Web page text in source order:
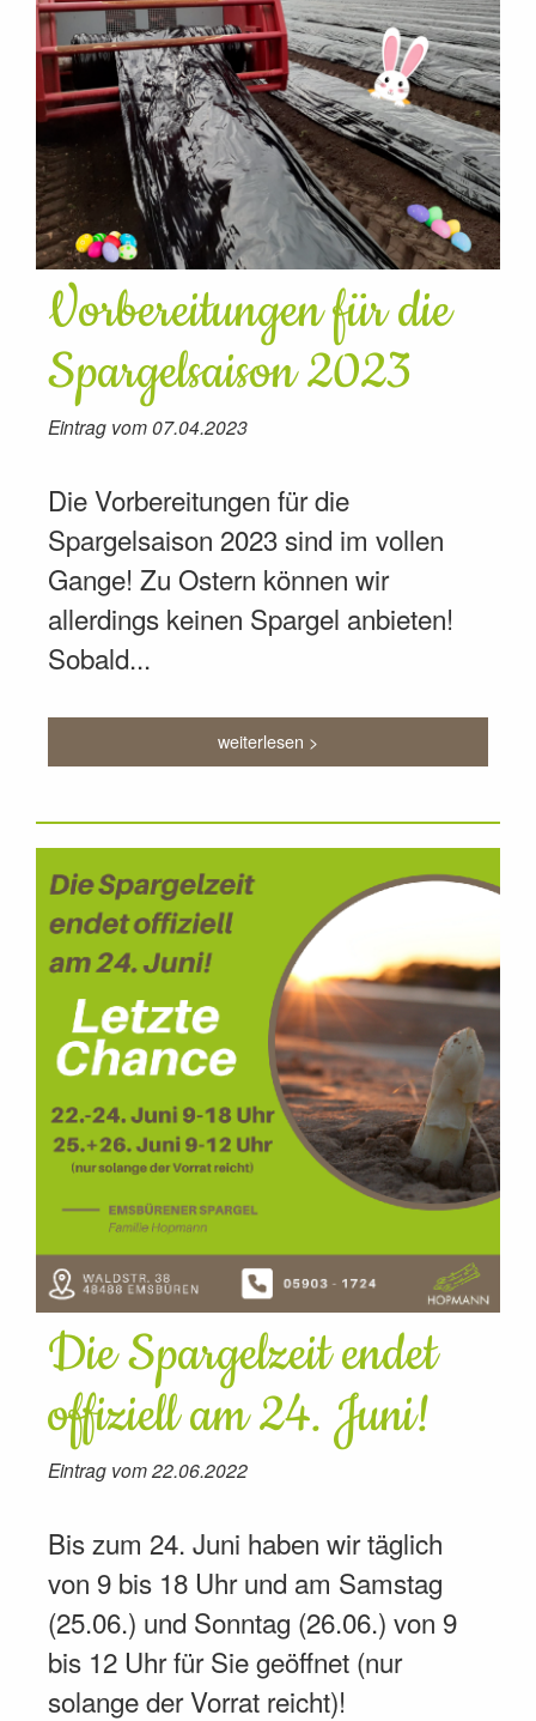
Vorbereitungen für die
Spargelsaison 2023
Eintrag vom 07.04.2023
Die Vorbereitungen für die
Spargelsaison 2023 sind im vollen
Gange! Zu Ostern können wir
allerdings keinen Spargel anbieten!
Sobald...
weiterlesen >
Die Spargelzeit endet
offiziell am 24. Juni!
Eintrag vom 22.06.2022
Bis zum 24. Juni haben wir täglich
von 9 bis 18 Uhr und am Samstag
(25.06.) und Sonntag (26.06.) von 9
bis 12 Uhr für Sie geöffnet (nur
solange der Vorrat reicht)!